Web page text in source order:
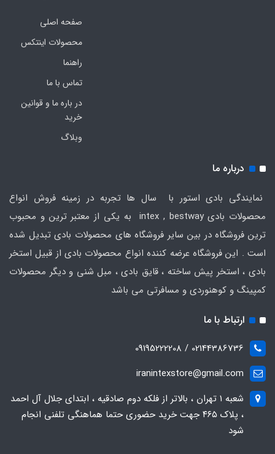
صفحه اصلی
محصولات اینتکس
راهنما
تماس با ما
در باره ما و قوانین
خرید
وبلاگ
درباره ما
نمایندگی بادی استور با سال ها تجربه در زمینه فروش انواع
محصولات بادی intex , bestway به یکی از معتبر ترین و محبوب
ترین فروشگاه در بین سایر فروشگاه های محصولات بادی تبدیل شده
است . این فروشگاه عرضه کننده انواع محصولات بادی از قبیل استخر
بادی ، استخر پیش ساخته ، قایق بادی ، مبل شنی و دیگر محصولات
کمپینگ و کوهنوردی و مسافرتی می باشد
ارتباط با ما
02144386736 / 09195222208
iranintexstore@gmail.com
شعبه ۱ تهران ، بالاتر از فلکه دوم صادقیه ، ابتدای جلال آل احمد
، پلاک ۴۶۵ جهت خرید حضوری حتما هماهنگی تلفنی انجام
شود